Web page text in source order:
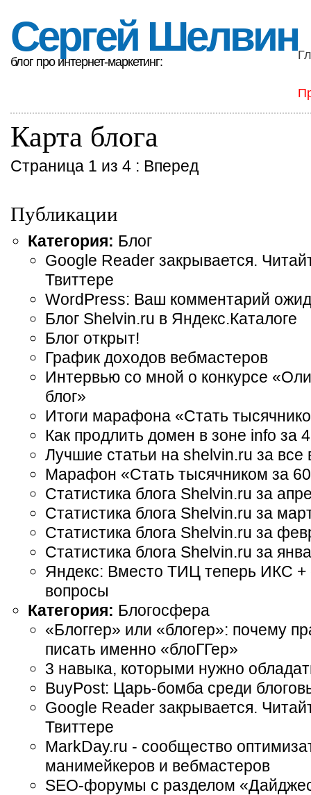
Сергей Шелвин
блог про интернет-маркетинг:
Карта блога
Страница 1 из 4 : Вперед
Публикации
Категория: Блог
Google Reader закрывается.
Твиттере
WordPress: Ваш комментарий
Блог Shelvin.ru в Яндекс.Каталоге
Блог открыт!
График доходов вебмастеров
Интервью со мной о конкурсе
блог»
Итоги марафона «Стать
Как продлить домен в зоне info за
Лучшие статьи на shelvin.ru за все
Марафон «Стать тысячником за
Статистика блога Shelvin.ru за
Статистика блога Shelvin.ru за
Статистика блога Shelvin.ru за
Статистика блога Shelvin.ru за
Яндекс: Вместо ТИЦ теперь ИКС +
вопросы
Категория: Блогосфера
«Блоггер» или «блогер»: почему
писать именно «блоГГер»
3 навыка, которыми нужно
BuyPost: Царь-бомба среди
Google Reader закрывается.
Твиттере
MarkDay.ru - сообщество
манимейкеров и вебмастеров
SEO-форумы с разделом